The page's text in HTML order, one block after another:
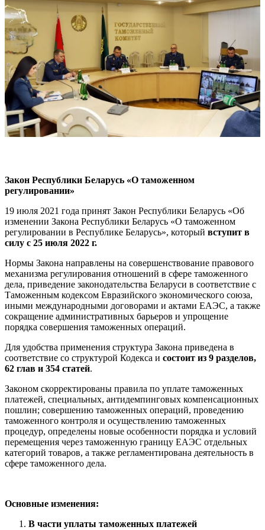
Закон Республики Беларусь «О таможенном
регулировании»
19 июля 2021 года принят Закон Республики Беларусь «Об
изменении Закона Республики Беларусь «О таможенном
регулировании в Республике Беларусь», который вступит в
силу с 25 июля 2022 г.
Нормы Закона направлены на совершенствование правового
механизма регулирования отношений в сфере таможенного
дела, приведение законодательства Беларуси в соответствие с
Таможенным кодексом Евразийского экономического союза,
иными международными договорами и актами ЕАЭС, а также
сокращение административных барьеров и упрощение
порядка совершения таможенных операций.
Для удобства применения структура Закона приведена в
соответствие со структурой Кодекса и состоит из 9 разделов,
62 глав и 354 статей.
Законом скорректированы правила по уплате таможенных
платежей, специальных, антидемпинговых компенсационных
пошлин; совершению таможенных операций, проведению
таможенного контроля и осуществлению таможенных
процедур, определены новые особенности порядка и условий
перемещения через таможенную границу ЕАЭС отдельных
категорий товаров, а также регламентирована деятельность в
сфере таможенного дела.
Основные изменения:
В части уплаты таможенных платежей